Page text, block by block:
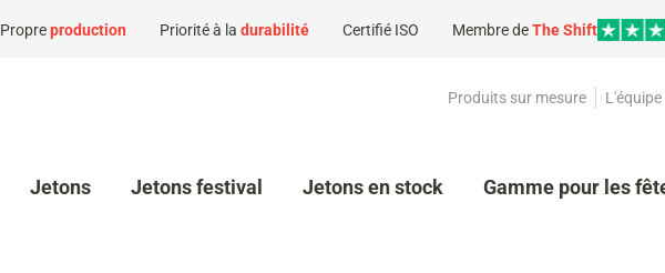
Propreproduction Priorité à la durabilité Certifié ISO Membre deThe Shift
Produits sur mesure
Jetons Jetons festival Jetons en stock Gamme pour les